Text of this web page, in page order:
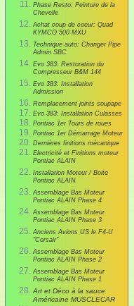
Phase Resto: Peinture de la
Chevelle
Achat coup de coeur: Quad
KYMCO 500 MXU
Technique auto: Changer Pipe
Admin SBC
Evo 383: Restoration du
Compresseur B&M 144
Evo 383: Installation
Admission
Remplacement joints soupape
Evo 383: Installation Culasses
Pontiac 1er Tours de roues
Pontiac 1er Démarrage Moteur
Dernières finitions mécanique
Electricité et Finitions moteur
Pontiac ALAIN
Installation Moteur / Boite
Pontiac ALAIN
Assemblage Bas Moteur
Pontiac ALAIN Phase 4
Assemblage Bas Moteur
Pontiac ALAIN Phase 3
Anciens Avions US le F4-U
"Corsair"
Assemblage Bas Moteur
Pontiac ALAIN Phase 2
Assemblage Bas Moteur
Pontiac ALAIN Phase 1
Art et Déco à la sauce
Américaine MUSCLECAR